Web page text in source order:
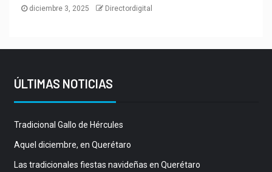
diciembre 3, 2025 Directordigital
ÚLTIMAS NOTICIAS
Tradicional Gallo de Hércules
Aquel diciembre, en Querétaro
Las tradicionales fiestas navideñas en Querétaro